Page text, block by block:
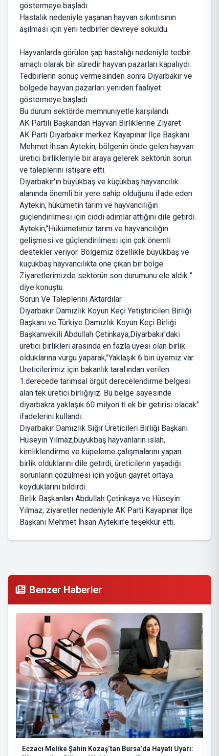
göstermeye başladı.
Hastalık nedeniyle yaşanan hayvan sıkıntısının
aşılması için yeni tedbirler devreye sokuldu.
Hayvanlarda görülen şap hastalığı nedeniyle tedbir
amaçlı olarak bir süredir hayvan pazarları kapalıydı.
Tedbirlerin sonuç vermesinden sonra Diyarbakır ve
bölgede hayvan pazarları yeniden faaliyet
göstermeye başladı.
Bu durum sektörde memnuniyetle karşılandı.
AK Partili Başkandan Hayvan Birliklerine Ziyaret
AK Parti Diyarbakır merkez Kayapınar İlçe Başkanı
Mehmet İhsan Aytekin, bölgenin önde gelen hayvan
üretici birlikleriyle bir araya gelerek sektörün sorun
ve taleplerini istişare etti.
Diyarbakır'ın büyükbaş ve küçükbaş hayvancılık
alanında önemli bir yere sahip olduğunu ifade eden
Aytekin, hükümetin tarım ve hayvancılığın
güçlendirilmesi için ciddi adımlar attığını dile getirdi.
Aytekin,"Hükümetimiz tarım ve hayvancılığın
gelişmesi ve güçlendirilmesi için çok önemli
destekler veriyor. Bölgemiz özellikle büyükbaş ve
küçükbaş hayvancılıkta öne çıkan bir bölge.
Ziyaretlerimizde sektörün son durumunu ele aldık "
diye konuştu.
Sorun Ve Taleplerini Aktardılar
Diyarbakır Damızlık Koyun Keçi Yetiştiricileri Birliği
Başkanı ve Türkiye Damızlık Koyun Keçi Birliği
Başkanvekili Abdullah Çetinkaya,Diyarbakır'daki
üretici birlikleri arasında en fazla üyesi olan birlik
olduklarına vurgu yaparak,"Yaklaşık 6 bin üyemiz var.
Üreticilerimiz için bakanlık tarafından verilen
1.derecede tarımsal örgüt derecelendirme belgesi
alan tek üretici birliğiyiz. Bu belge sayesinde
diyarbakra yaklaşık 60 milyon tl ek bir getirisi olacak"
ifadelerini kullandı.
Diyarbakır Damızlık Sığır Üreticileri Birliği Başkanı
Hüseyin Yılmaz,büyükbaş hayvanların ıslah,
kimliklendirme ve küpeleme çalışmalarını yapan
birlik olduklarını dile getirdi, üreticilerin yaşadığı
sorunların çözülmesi için yoğun gayret ortaya
koyduklarını bildirdi.
Birlik Başkanları Abdullah Çetinkaya ve Hüseyin
Yılmaz, ziyaretler nedeniyle AK Parti Kayapınar İlçe
Başkanı Mehmet İhsan Aytekin'e teşekkür etti.
Benzer Haberler
Eczacı Melike Şahin Kozaş’tan Bursa’da Hayati Uyarı: